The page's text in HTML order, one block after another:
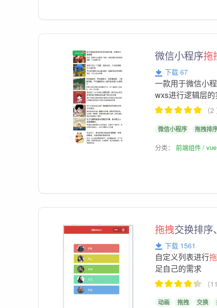
微信小程序拖
下载 67
一款用于微信小
wxs进行逻辑层
（
微信小程序 拖拽排
分类：前端组件
拖拽交换排序
下载 1561
自定义列表进行
足自己的需求
（
动画 拖拽 交换